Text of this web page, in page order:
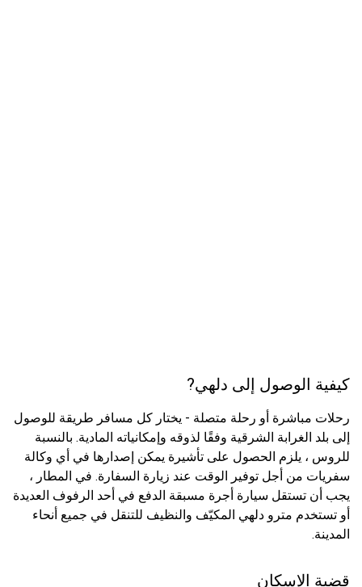
كيفية الوصول إلى دلهي?
رحلات مباشرة أو رحلة متصلة - يختار كل مسافر طريقة للوصول
إلى بلد الغرابة الشرقية وفقًا لذوقه وإمكانياته المادية. بالنسبة
للروس ، يلزم الحصول على تأشيرة يمكن إصدارها في أي وكالة
سفريات من أجل توفير الوقت عند زيارة السفارة. في المطار ،
يجب أن تستقل سيارة أجرة مسبقة الدفع في أحد الرفوف العديدة
أو تستخدم مترو دلهي المكيّف والنظيف للتنقل في جميع أنحاء
المدينة.
قضية الإسكان